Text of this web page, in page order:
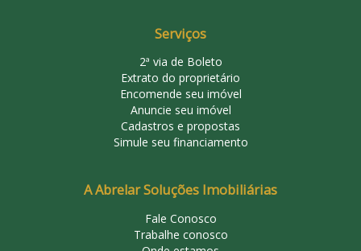
Serviços
2ª via de Boleto
Extrato do proprietário
Encomende seu imóvel
Anuncie seu imóvel
Cadastros e propostas
Simule seu financiamento
A Abrelar Soluções Imobiliárias
Fale Conosco
Trabalhe conosco